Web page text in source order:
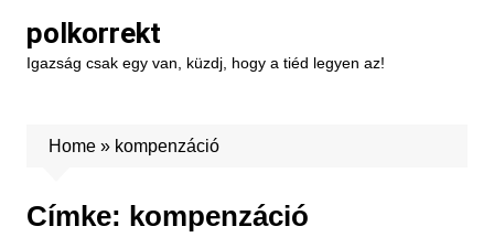
content
polkorrekt
Igazság csak egy van, küzdj, hogy a tiéd legyen az!
Home» kompenzáció
Címke: kompenzáció